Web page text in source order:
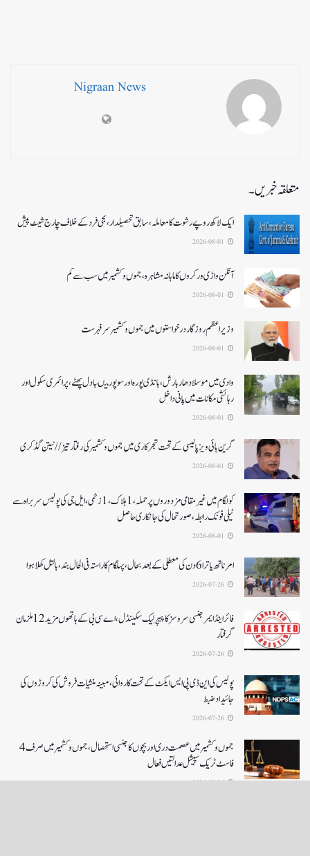
Nigraan News
متعلقہ خبریں۔
ایک لاکھ روپے رشوت کا معاملہ،سابق تحصیلدار، نجی فرد کے خلاف چارج شیٹ پیش
آنگن واڑی ورکروں کا ماہانہ مشاہرہ، جموں و کشمیر میں سب سے کم
وزیر اعظم روزگار درخواستوں میں جموں و کشمیر سرفہرست
وادی میں موسلادھار بارش،بانڈی پورہ اور سوپور میںبادل پھٹے، پرائمری سکول اور
رہائشی مکانات میں پانی داخل
گرین ہائی ویز پالیسی کے تحت شجرکاری میں جموں و کشمیر کی رفتار تیز// نیتن گڈکری
کولگام میں غیر مقامی مزدوروں پر حملہ،1ہلاک،1زخمی،ایل جی کی پولیس سربراہ سے
ٹیلی فونک رابطہ، صورتحال کی جانکاری حاصل
امرناتھ یاترا 6دن کی معطلی کے بعد بحال،پہلگام کا راستہ فی الحال بند، بالتل کھلا ہوا
فائر اینڈ ایمرجنسی سروسز کا پیپر لیک سکینڈل،اے سی بی کے ہاتھوں مزید 12 ملزمان
گرفتار
پولیس کی این ڈی پی ایس ایکٹ کے تحت کاروائی، مبینہ منشیات فروش کی کروڑوں کی
جائیداد ضبط
جموں و کشمیر میں عصمت دری اور بچوں کا جنسی استحصال،جموں و کشمیر میں صرف 4
فاسٹ ٹریک سپیشل عدالتیں فعال
2026-07-26